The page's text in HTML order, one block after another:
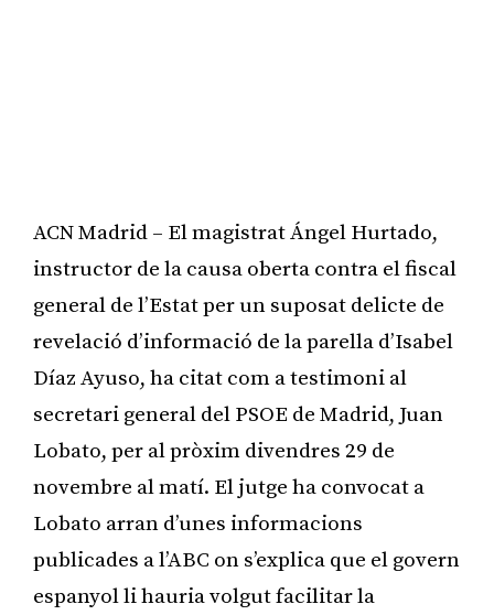
ACN Madrid – El magistrat Ángel Hurtado,
instructor de la causa oberta contra el fiscal
general de l’Estat per un suposat delicte de
revelació d’informació de la parella d’Isabel
Díaz Ayuso, ha citat com a testimoni al
secretari general del PSOE de Madrid, Juan
Lobato, per al pròxim divendres 29 de
novembre al matí. El jutge ha convocat a
Lobato arran d’unes informacions
publicades a l’ABC on s’explica que el govern
espanyol li hauria volgut facilitar la